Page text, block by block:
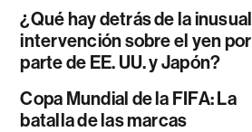
¿Qué hay detrás de la inusual
intervención sobre el yen por
parte de EE. UU. y Japón?
Copa Mundial de la FIFA: La
batalla de las marcas